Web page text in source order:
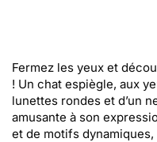
Fermez les yeux et
! Un chat espiègle, aux
lunettes rondes et d’un
amusante à son
et de motifs